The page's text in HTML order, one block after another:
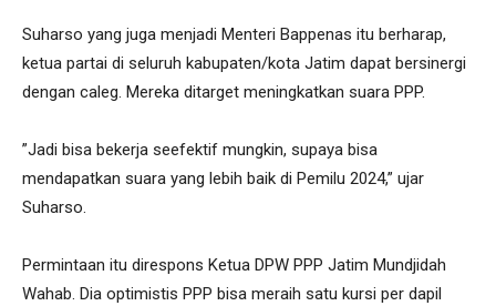
Suharso yang juga menjadi Menteri Bappenas itu berharap,
ketua partai di seluruh kabupaten/kota Jatim dapat bersinergi
dengan caleg. Mereka ditarget meningkatkan suara PPP.
”Jadi bisa bekerja seefektif mungkin, supaya bisa
mendapatkan suara yang lebih baik di Pemilu 2024,” ujar
Suharso.
Permintaan itu direspons Ketua DPW PPP Jatim Mundjidah
Wahab. Dia optimistis PPP bisa meraih satu kursi per dapil